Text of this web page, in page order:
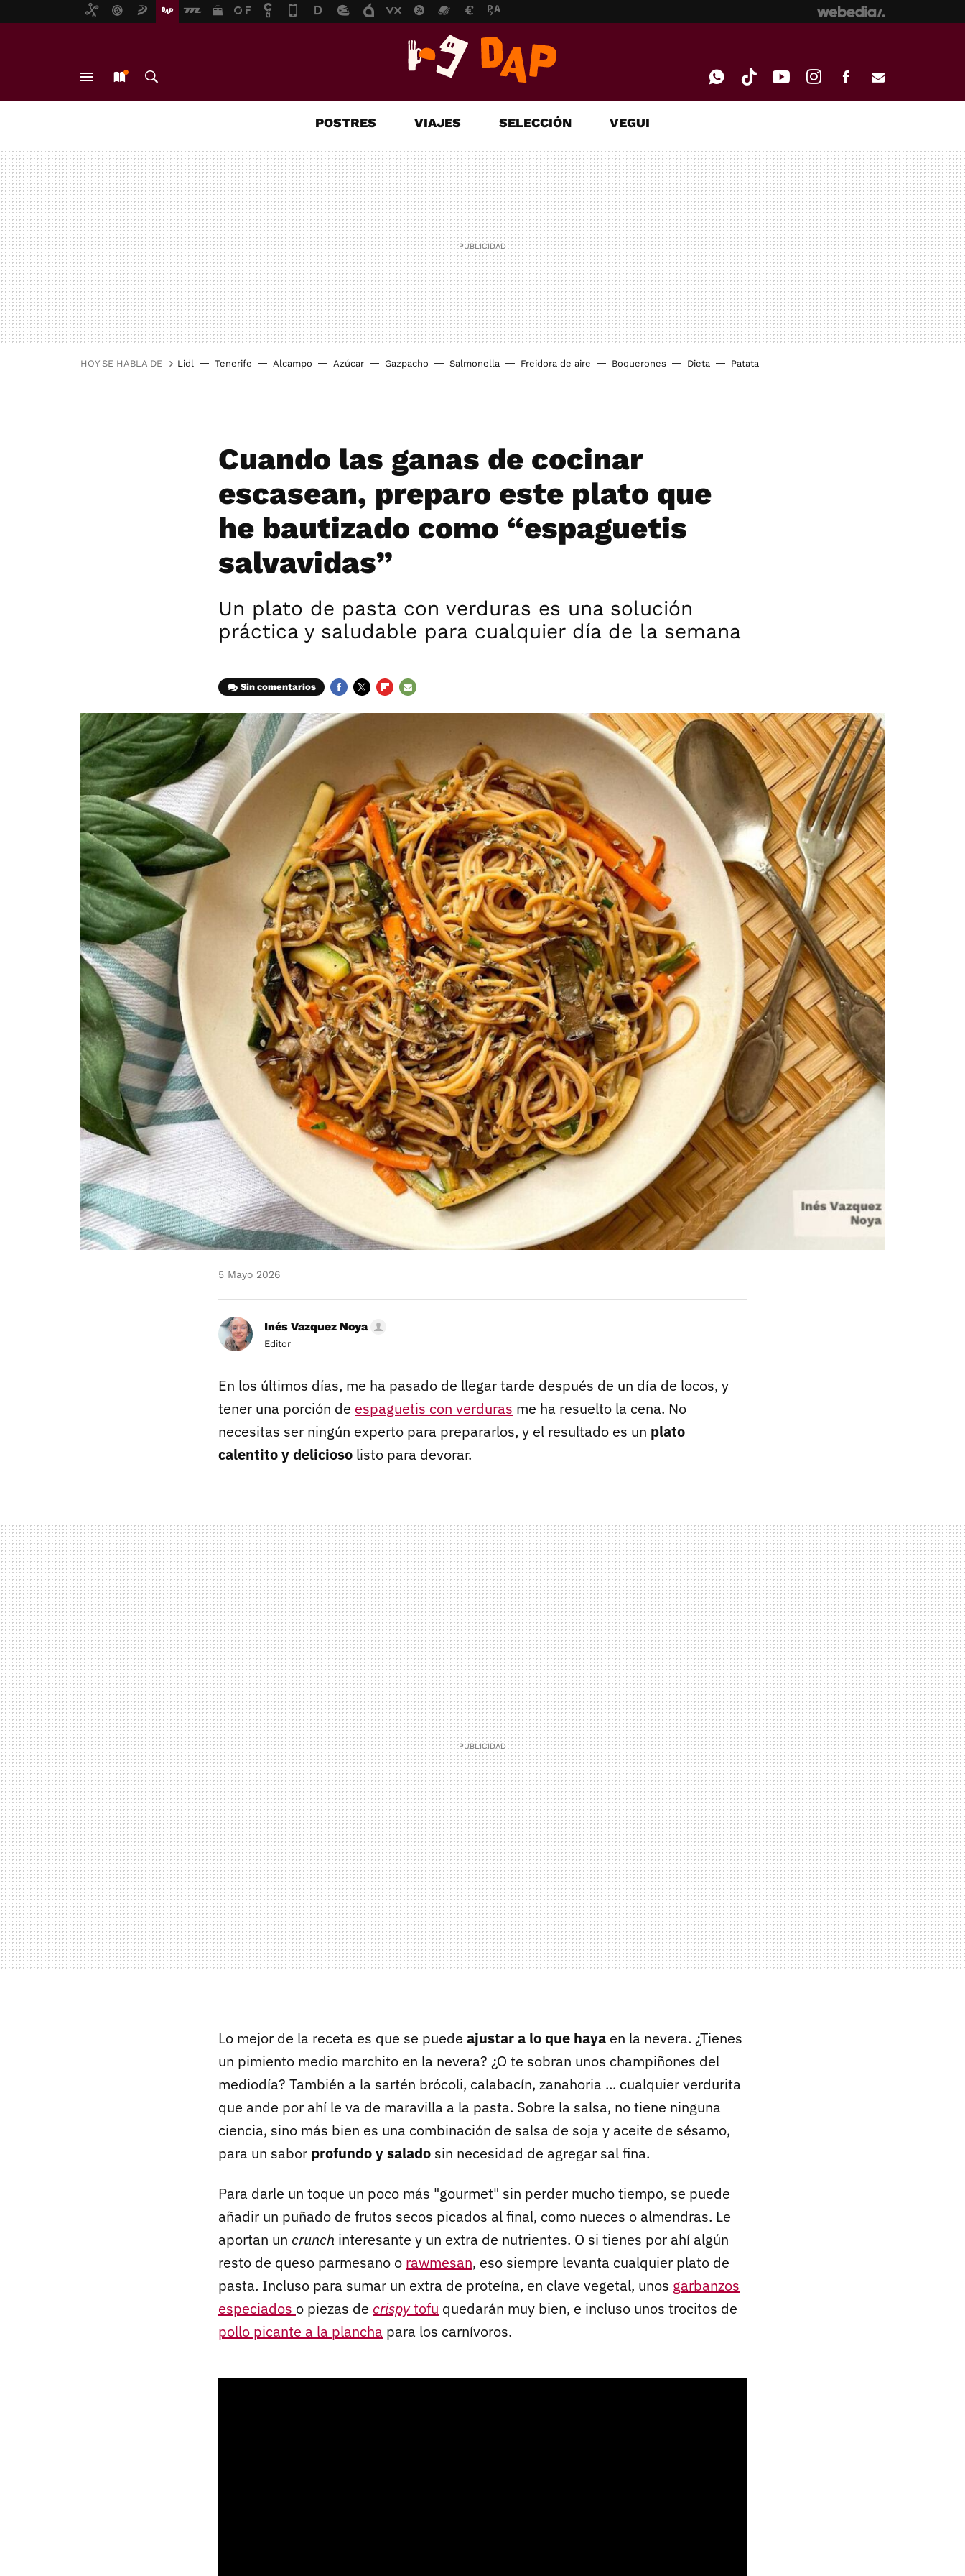
MAIL
POSTRES VIAJES SELECCIÓN VEGUI
HOY SE HABLA DE Lidl Tenerife Alcampo Azúcar Gazpacho Salmonella Freidora de aire Boquerones Dieta Patata
Cuando las ganas de cocinar
escasean, preparo este plato que
he bautizado como “espaguetis
salvavidas”
Un plato de pasta con verduras es una solución
práctica y saludable para cualquier día de la semana
Sin comentarios
5 Mayo 2026
Inés Vazquez Noya
Editor
En los últimos días, me ha pasado de llegar tarde después de un día de locos, y
tener una porción de espaguetis con verduras me ha resuelto la cena. No
necesitas ser ningún experto para prepararlos, y el resultado es un plato
calentito y delicioso listo para devorar.
Lo mejor de la receta es que se puede ajustar a lo que haya en la nevera. ¿Tienes
un pimiento medio marchito en la nevera? ¿O te sobran unos champiñones del
mediodía? También a la sartén brócoli, calabacín, zanahoria ... cualquier verdurita
que ande por ahí le va de maravilla a la pasta. Sobre la salsa, no tiene ninguna
ciencia, sino más bien es una combinación de salsa de soja y aceite de sésamo,
para un sabor profundo y salado sin necesidad de agregar sal fina.
Para darle un toque un poco más "gourmet" sin perder mucho tiempo, se puede
añadir un puñado de frutos secos picados al final, como nueces o almendras. Le
aportan un crunch interesante y un extra de nutrientes. O si tienes por ahí algún
resto de queso parmesano o rawmesan, eso siempre levanta cualquier plato de
pasta. Incluso para sumar un extra de proteína, en clave vegetal, unos garbanzos
especiados o piezas de crispytofu quedarán muy bien, e incluso unos trocitos de
pollo picante a la plancha para los carnívoros.